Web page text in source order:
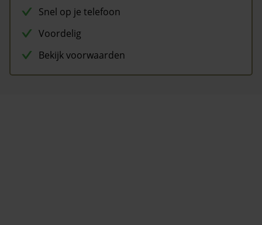
Snel op je telefoon
Voordelig
Bekijk voorwaarden